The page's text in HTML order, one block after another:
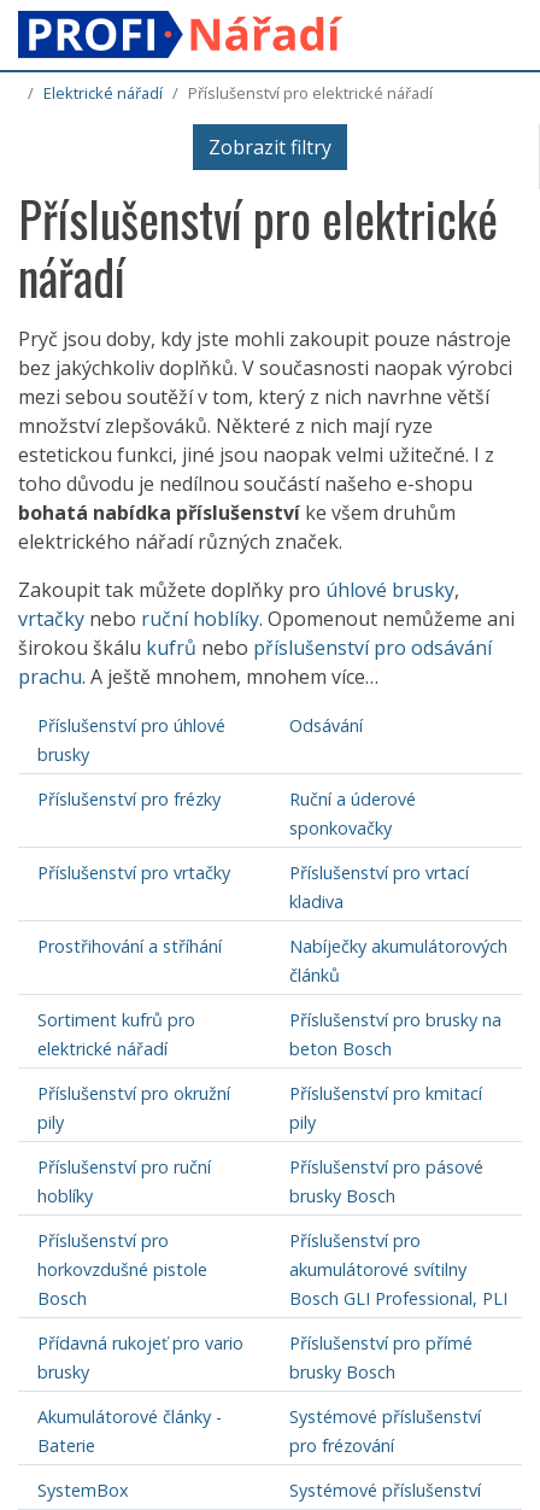
Elektrické nářadí Příslušenství pro elektrické nářadí
Zobrazit filtry
Příslušenství pro elektrické
nářadí
Pryč jsou doby, kdy jste mohli zakoupit pouze nástroje
bez jakýchkoliv doplňků. V současnosti naopak výrobci
mezi sebou soutěží v tom, který z nich navrhne větší
množství zlepšováků. Některé z nich mají ryze
estetickou funkci, jiné jsou naopak velmi užitečné. I z
toho důvodu je nedílnou součástí našeho e-shopu
bohatá nabídka příslušenství ke všem druhům
elektrického nářadí různých značek.
Zakoupit tak můžete doplňky pro úhlové brusky,
vrtačky nebo ruční hoblíky. Opomenout nemůžeme ani
širokou škálu kufrů nebo příslušenství pro odsávání
prachu. A ještě mnohem, mnohem více…
Příslušenství pro úhlové
brusky
Odsávání
Příslušenství pro frézky
Ruční a úderové
sponkovačky
Příslušenství pro vrtačky
Příslušenství pro vrtací
kladiva
Prostřihování a stříhání
Nabíječky akumulátorových
článků
Sortiment kufrů pro
elektrické nářadí
Příslušenství pro brusky na
beton Bosch
Příslušenství pro okružní
pily
Příslušenství pro kmitací
pily
Příslušenství pro ruční
hoblíky
Příslušenství pro pásové
brusky Bosch
Příslušenství pro
horkovzdušné pistole
Bosch
Příslušenství pro
akumulátorové svítilny
Bosch GLI Professional, PLI
Přídavná rukojeť pro vario
brusky
Příslušenství pro přímé
brusky Bosch
Akumulátorové články -
Baterie
Systémové příslušenství
pro frézování
SystemBox
Systémové příslušenství